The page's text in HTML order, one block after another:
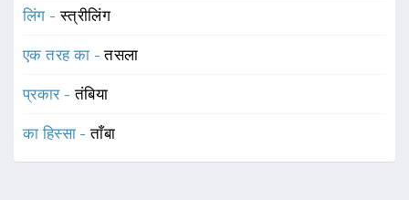
लिंग -स्त्रीलिंग
एक तरह का -तसला
प्रकार -तंबिया
का हिस्सा -ताँबा